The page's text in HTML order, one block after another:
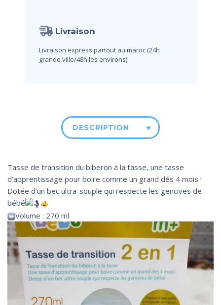
Livraison
Livraison express partout au maroc (24h
grande ville/48h les environs)
DESCRIPTION
Tasse de transition du biberon à la tasse, une tasse
d’apprentissage pour boire comme un grand dés 4 mois !
Dotée d’un bec ultra-souple qui respecte les gencives de
bébé
Volume : 270 ml